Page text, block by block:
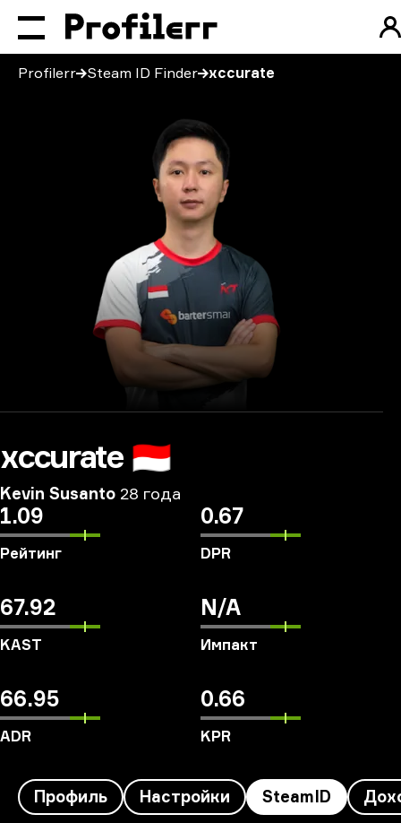
Profilerr Steam ID Finder xccurate
xccurate 🇮🇩
Kevin Susanto 28 года
1.09
Рейтинг
0.67
DPR
67.92
KAST
N/A
Импакт
66.95
ADR
0.66
KPR
Профиль Настройки SteamID